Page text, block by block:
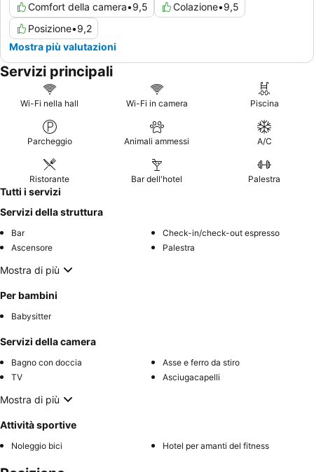
Comfort della camera•9,5 Colazione•9,5
Posizione•9,2
Mostra più valutazioni
Servizi principali
Wi-Fi nella hall Wi-Fi in camera Piscina
Parcheggio Animali ammessi A/C
Ristorante Bar dell'hotel Palestra
Tutti i servizi
Servizi della struttura
Bar
Check-in/check-out espresso
Ascensore
Palestra
Mostra di più
Per bambini
Babysitter
Servizi della camera
Bagno con doccia
Asse e ferro da stiro
TV
Asciugacapelli
Mostra di più
Attività sportive
Noleggio bici Hotel per amanti del fitness